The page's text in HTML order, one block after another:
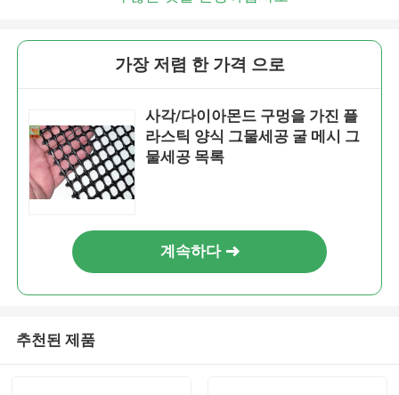
가장 저렴 한 가격 으로
사각/다이아몬드 구멍을 가진 플
라스틱 양식 그물세공 굴 메시 그
물세공 목록
계속하다
추천된 제품